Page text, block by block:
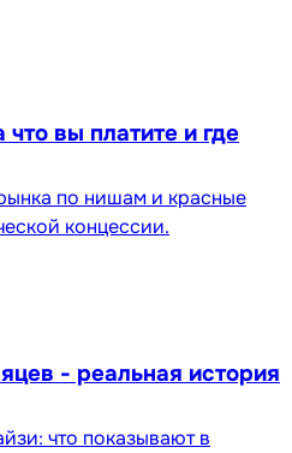
вы платите и где
по нишам и красные
концессии.
- реальная история
что показывают в